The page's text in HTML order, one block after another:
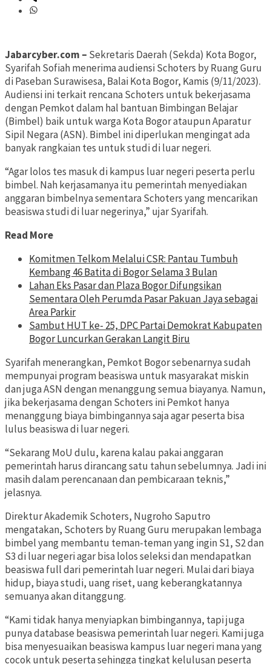
Jabarcyber.com – Sekretaris Daerah (Sekda) Kota Bogor,
Syarifah Sofiah menerima audiensi Schoters by Ruang Guru
di Paseban Surawisesa, Balai Kota Bogor, Kamis (9/11/2023).
Audiensi ini terkait rencana Schoters untuk bekerjasama
dengan Pemkot dalam hal bantuan Bimbingan Belajar
(Bimbel) baik untuk warga Kota Bogor ataupun Aparatur
Sipil Negara (ASN). Bimbel ini diperlukan mengingat ada
banyak rangkaian tes untuk studi di luar negeri.
“Agar lolos tes masuk di kampus luar negeri peserta perlu
bimbel. Nah kerjasamanya itu pemerintah menyediakan
anggaran bimbelnya sementara Schoters yang mencarikan
beasiswa studi di luar negerinya,” ujar Syarifah.
Read More
Komitmen Telkom Melalui CSR: Pantau Tumbuh
Kembang 46 Batita di Bogor Selama 3 Bulan
Lahan Eks Pasar dan Plaza Bogor Difungsikan
Sementara Oleh Perumda Pasar Pakuan Jaya sebagai
Area Parkir
Sambut HUT ke- 25, DPC Partai Demokrat Kabupaten
Bogor Luncurkan Gerakan Langit Biru
Syarifah menerangkan, Pemkot Bogor sebenarnya sudah
mempunyai program beasiswa untuk masyarakat miskin
dan juga ASN dengan menanggung semua biayanya. Namun,
jika bekerjasama dengan Schoters ini Pemkot hanya
menanggung biaya bimbingannya saja agar peserta bisa
lulus beasiswa di luar negeri.
“Sekarang MoU dulu, karena kalau pakai anggaran
pemerintah harus dirancang satu tahun sebelumnya. Jadi ini
masih dalam perencanaan dan pembicaraan teknis,”
jelasnya.
Direktur Akademik Schoters, Nugroho Saputro
mengatakan, Schoters by Ruang Guru merupakan lembaga
bimbel yang membantu teman-teman yang ingin S1, S2 dan
S3 di luar negeri agar bisa lolos seleksi dan mendapatkan
beasiswa full dari pemerintah luar negeri. Mulai dari biaya
hidup, biaya studi, uang riset, uang keberangkatannya
semuanya akan ditanggung.
“Kami tidak hanya menyiapkan bimbingannya, tapi juga
punya database beasiswa pemerintah luar negeri. Kami juga
bisa menyesuaikan beasiswa kampus luar negeri mana yang
cocok untuk peserta sehingga tingkat kelulusan peserta